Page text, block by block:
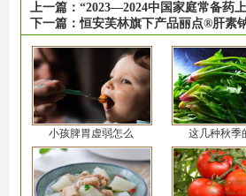
上一篇： “2023—2024中国家庭常备药
下一篇：恒安芙林旗下产品丽点®️肝素
小孩脾胃虚弱怎么 这几种秋季